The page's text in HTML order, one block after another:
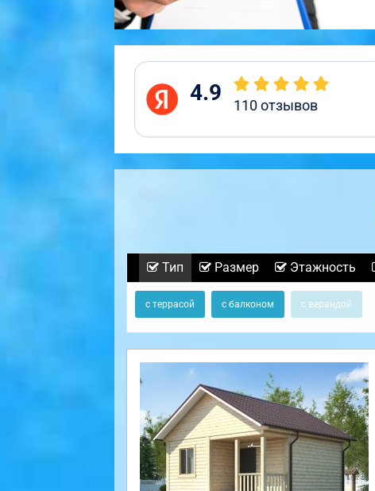
4.9 110отзывов
Тип Размер Этажность
с террасой с балконом с верандой